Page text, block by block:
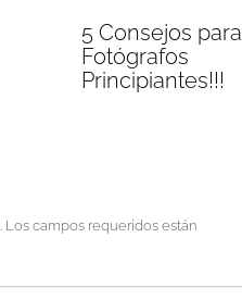
5 Consejos para
Fotógrafos
Principiantes!!!
Los campos requeridos están